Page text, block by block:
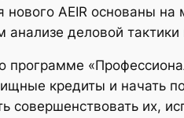
AEIR основаны
деловой тактики
программе
кредиты и начать
их,